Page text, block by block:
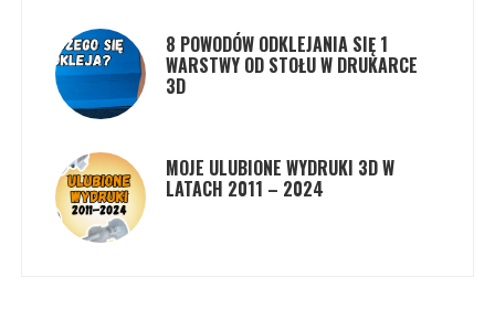
8 POWODÓW ODKLEJANIA SIĘ 1
WARSTWY OD STOŁU W DRUKARCE
3D
MOJE ULUBIONE WYDRUKI 3D W
LATACH 2011 – 2024